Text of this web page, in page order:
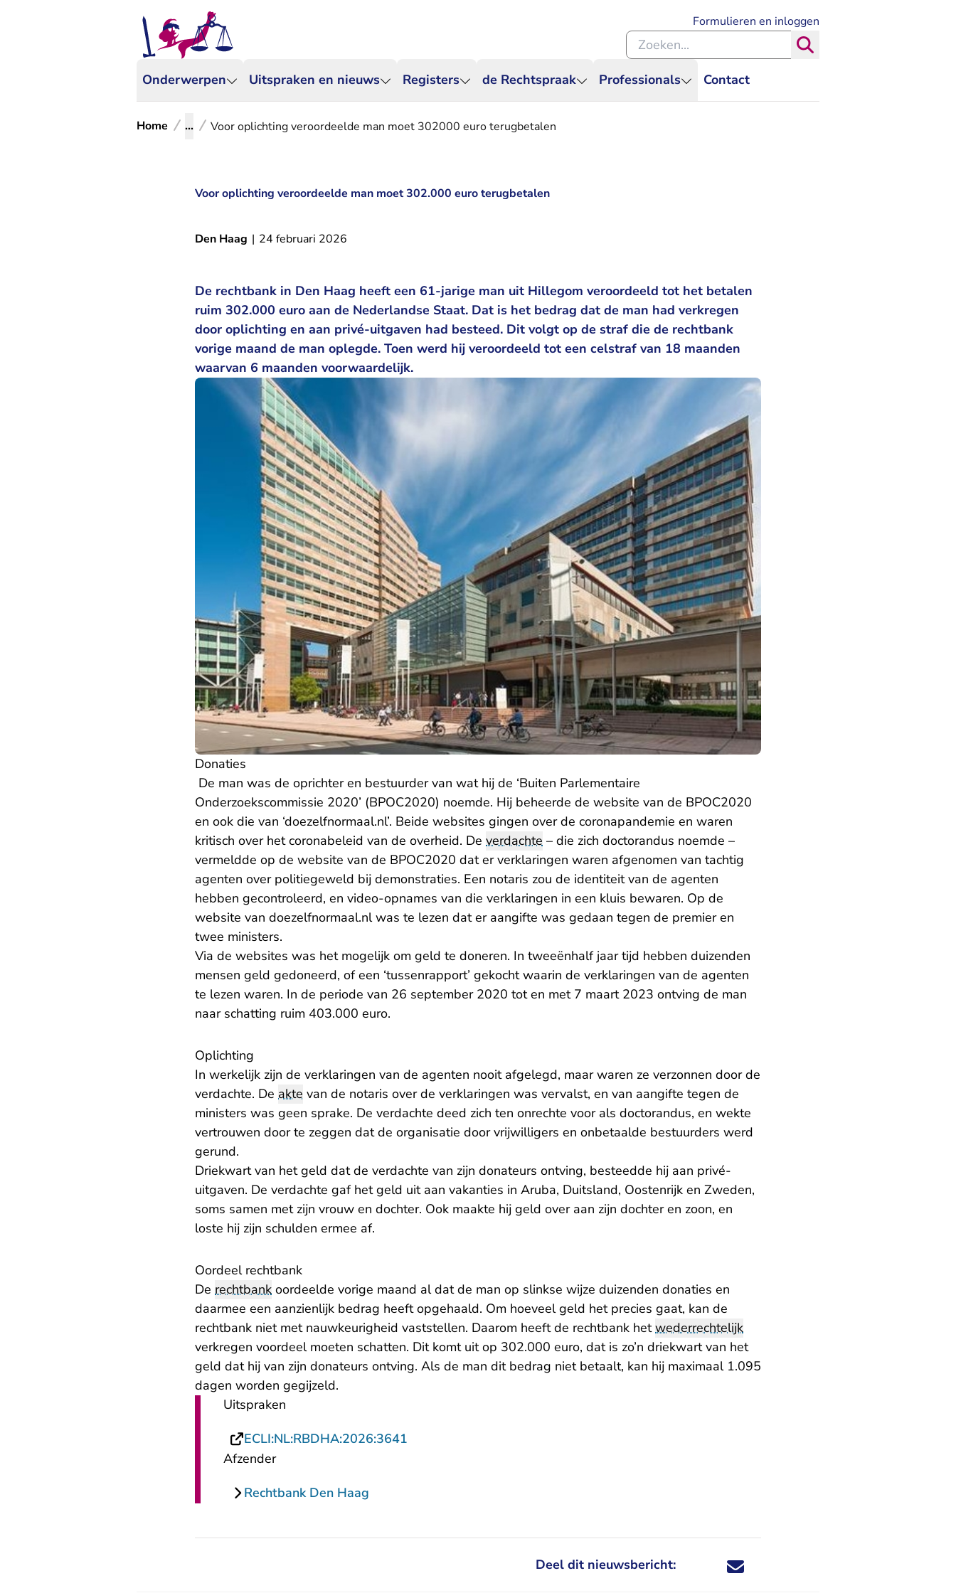
Onderwerpen Uitspraken en nieuws Registers de Rechtspraak Professionals Contact
Formulieren en inloggen
Zoeken binnen de Rechtspraak
Home ... Voor oplichting veroordeelde man moet 302000 euro terugbetalen
Voor oplichting veroordeelde man moet 302.000 euro terugbetalen
Den Haag | 24 februari 2026
De rechtbank in Den Haag heeft een 61-jarige man uit Hillegom veroordeeld tot het betalen
ruim 302.000 euro aan de Nederlandse Staat. Dat is het bedrag dat de man had verkregen
door oplichting en aan privé-uitgaven had besteed. Dit volgt op de straf die de rechtbank
vorige maand de man oplegde. Toen werd hij veroordeeld tot een celstraf van 18 maanden
waarvan 6 maanden voorwaardelijk.
Donaties
De man was de oprichter en bestuurder van wat hij de ‘Buiten Parlementaire
Onderzoekscommissie 2020’ (BPOC2020) noemde. Hij beheerde de website van de BPOC2020
en ook die van ‘doezelfnormaal.nl’. Beide websites gingen over de coronapandemie en waren
kritisch over het coronabeleid van de overheid. De verdachte – die zich doctorandus noemde –
vermeldde op de website van de BPOC2020 dat er verklaringen waren afgenomen van tachtig
agenten over politiegeweld bij demonstraties. Een notaris zou de identiteit van de agenten
hebben gecontroleerd, en video-opnames van die verklaringen in een kluis bewaren. Op de
website van doezelfnormaal.nl was te lezen dat er aangifte was gedaan tegen de premier en
twee ministers.
Via de websites was het mogelijk om geld te doneren. In tweeënhalf jaar tijd hebben duizenden
mensen geld gedoneerd, of een ‘tussenrapport’ gekocht waarin de verklaringen van de agenten
te lezen waren. In de periode van 26 september 2020 tot en met 7 maart 2023 ontving de man
naar schatting ruim 403.000 euro.
Oplichting
In werkelijk zijn de verklaringen van de agenten nooit afgelegd, maar waren ze verzonnen door de
verdachte. De akte van de notaris over de verklaringen was vervalst, en van aangifte tegen de
ministers was geen sprake. De verdachte deed zich ten onrechte voor als doctorandus, en wekte
vertrouwen door te zeggen dat de organisatie door vrijwilligers en onbetaalde bestuurders werd
gerund.
Driekwart van het geld dat de verdachte van zijn donateurs ontving, besteedde hij aan privé-
uitgaven. De verdachte gaf het geld uit aan vakanties in Aruba, Duitsland, Oostenrijk en Zweden,
soms samen met zijn vrouw en dochter. Ook maakte hij geld over aan zijn dochter en zoon, en
loste hij zijn schulden ermee af.
Oordeel rechtbank
De rechtbank oordeelde vorige maand al dat de man op slinkse wijze duizenden donaties en
daarmee een aanzienlijk bedrag heeft opgehaald. Om hoeveel geld het precies gaat, kan de
rechtbank niet met nauwkeurigheid vaststellen. Daarom heeft de rechtbank hetwederrechtelijk
verkregen voordeel moeten schatten. Dit komt uit op 302.000 euro, dat is zo’n driekwart van het
geld dat hij van zijn donateurs ontving. Als de man dit bedrag niet betaalt, kan hij maximaal 1.095
dagen worden gegijzeld.
Uitspraken
ECLI:NL:RBDHA:2026:3641
Afzender
Rechtbank Den Haag
Deel dit nieuwsbericht: Deel dit nieuwsbericht via X - U verlaat
Deel dit nieuwsbericht via Facebook - U
Deel dit nieuwsbericht via e-mail
Deel dit nieuwsbericht via LinkedIn - U